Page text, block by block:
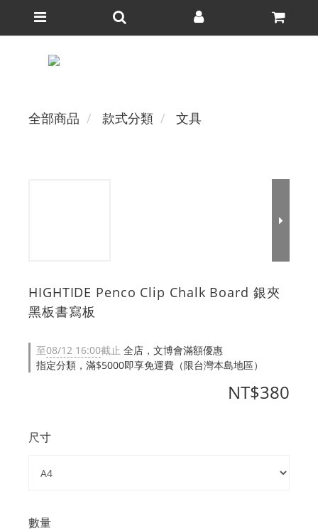
全部商品 款式分類 文具
HIGHTIDE Penco Clip Chalk Board 銀夾
黑板書寫板
至08/12 16:00截止 全店，文博會滿額優惠
指定分類，滿$5000即享免運費（限台灣本島地區）
NT$380
尺寸
數量